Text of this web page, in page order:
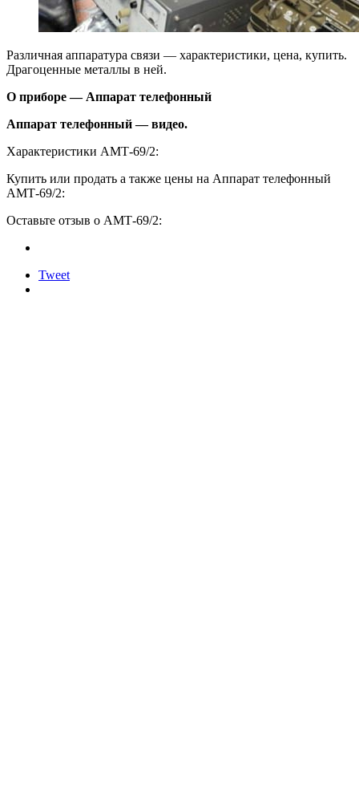
Различная аппаратура связи — характеристики, цена, купить.
Драгоценные металлы в ней.
О приборе — Аппарат телефонный
Аппарат телефонный — видео.
Характеристики АМТ-69/2:
Купить или продать а также цены на Аппарат телефонный
АМТ-69/2:
Оставьте отзыв о АМТ-69/2:
Tweet